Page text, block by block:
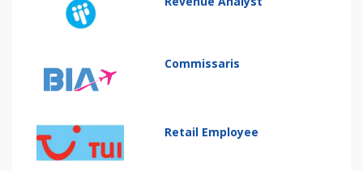
Commissaris
Retail Employee